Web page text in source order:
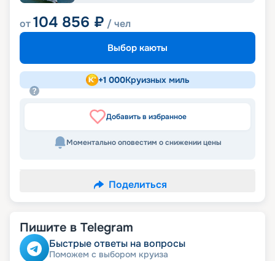
от104 856 ₽ / чел
Выбор каюты
+1 000Круизных миль
Добавить в избранное
Моментально оповестим о снижении цены
Поделиться
Пишите в Telegram
Быстрые ответы на вопросы
Поможем с выбором круиза